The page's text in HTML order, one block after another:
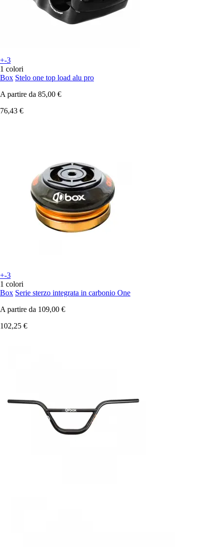
+-3
1 colori
Box Stelo one top load alu pro
A partire da 85,00 €
76,43 €
+-3
1 colori
Box Serie sterzo integrata in carbonio One
A partire da 109,00 €
102,25 €